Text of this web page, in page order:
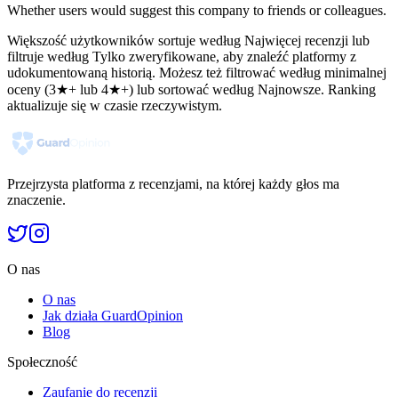
Whether users would suggest this company to friends or colleagues.
Większość użytkowników sortuje według Najwięcej recenzji lub
filtruje według Tylko zweryfikowane, aby znaleźć platformy z
udokumentowaną historią. Możesz też filtrować według minimalnej
oceny (3★+ lub 4★+) lub sortować według Najnowsze. Ranking
aktualizuje się w czasie rzeczywistym.
Przejrzysta platforma z recenzjami, na której każdy głos ma
znaczenie.
O nas
O nas
Jak działa GuardOpinion
Blog
Społeczność
Zaufanie do recenzji